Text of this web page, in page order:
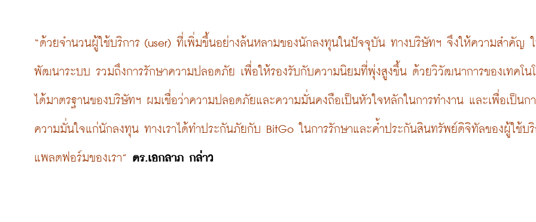
“ด้วยจำนวนผู้ใช้บริการ (user) ที่เพิ่มขึ้นอย่างล้นหลามของนักลงทุนในปัจจุบัน ทางบริษัทฯ จึงให้ความสำคัญ
พัฒนาระบบ รวมถึงการรักษาความปลอดภัย เพื่อให้รองรับกับความนิยมที่พุ่งสูงขึ้น ด้วยวิวัฒนาการของเทคโน
ได้มาตรฐานของบริษัทฯ ผมเชื่อว่าความปลอดภัยและความมั่นคงถือเป็นหัวใจหลักในการทำงาน และเพื่อเป็นกา
ความมั่นใจแก่นักลงทุน ทางเราได้ทำประกันภัยกับ BitGo ในการรักษาและค้ำประกันสินทรัพย์ดิจิทัลของผู้ใช้บริ
แพลตฟอร์มของเรา” ดร.เอกลาภ กล่าว